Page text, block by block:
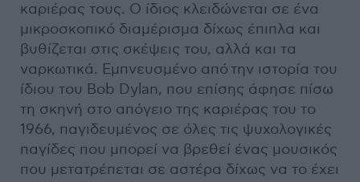
καριέρας τους. Ο ίδιος κλειδώνεται σε ένα
μικροσκοπικό διαμέρισμα δίχως έπιπλα και
βυθίζεται στις σκέψεις του, αλλά και τα
ναρκωτικά. Εμπνευσμένο από την ιστορία του
ίδιου του Bob Dylan, που επίσης άφησε πίσω
τη σκηνή στο απόγειο της καριέρας του το
1966, παγιδευμένος σε όλες τις ψυχολογικές
παγίδες που μπορεί να βρεθεί ένας μουσικός
που μετατρέπεται σε αστέρα δίχως να το έχει